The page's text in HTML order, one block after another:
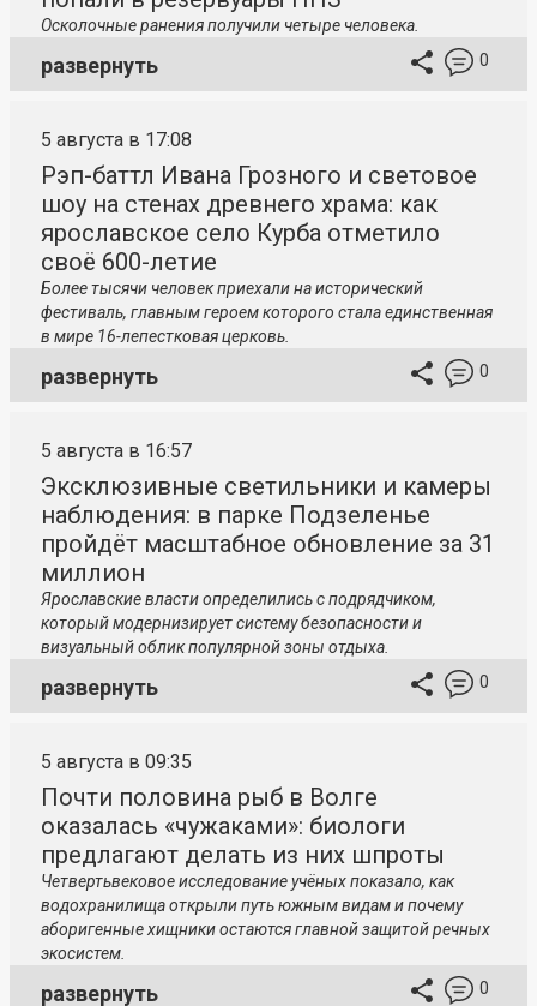
Осколочные ранения получили четыре человека.
развернуть 0
5 августа в 17:08
Рэп-баттл Ивана Грозного и световое
шоу на стенах древнего храма: как
ярославское село Курба отметило
своё 600-летие
Более тысячи человек приехали на исторический
фестиваль, главным героем которого стала единственная
в мире 16-лепестковая церковь.
развернуть 0
5 августа в 16:57
Эксклюзивные светильники и камеры
наблюдения: в парке Подзеленье
пройдёт масштабное обновление за 31
миллион
Ярославские власти определились с подрядчиком,
который модернизирует систему безопасности и
визуальный облик популярной зоны отдыха.
развернуть 0
5 августа в 09:35
Почти половина рыб в Волге
оказалась «чужаками»: биологи
предлагают делать из них шпроты
Четвертьвековое исследование учёных показало, как
водохранилища открыли путь южным видам и почему
аборигенные хищники остаются главной защитой речных
экосистем.
развернуть 0